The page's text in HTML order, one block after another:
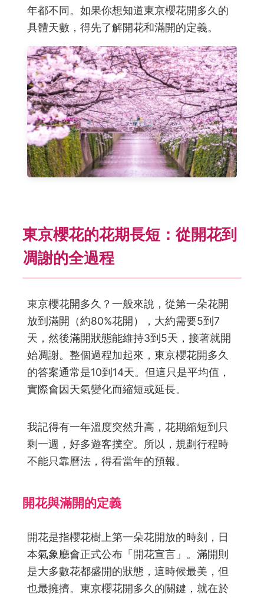
年都不同。如果你想知道東京櫻花開多久的
具體天數，得先了解開花和滿開的定義。
東京櫻花的花期長短：從開花到
凋謝的全過程
東京櫻花開多久？一般來說，從第一朵花開
放到滿開（約80%花開），大約需要5到7
天，然後滿開狀態能維持3到5天，接著就開
始凋謝。整個過程加起來，東京櫻花開多久
的答案通常是10到14天。但這只是平均值，
實際會因天氣變化而縮短或延長。
我記得有一年溫度突然升高，花期縮短到只
剩一週，好多遊客撲空。所以，規劃行程時
不能只靠曆法，得看當年的預報。
開花與滿開的定義
開花是指櫻花樹上第一朵花開放的時刻，日
本氣象廳會正式公布「開花宣言」。滿開則
是大多數花都盛開的狀態，這時候最美，但
也最擁擠。東京櫻花開多久的關鍵，就在於